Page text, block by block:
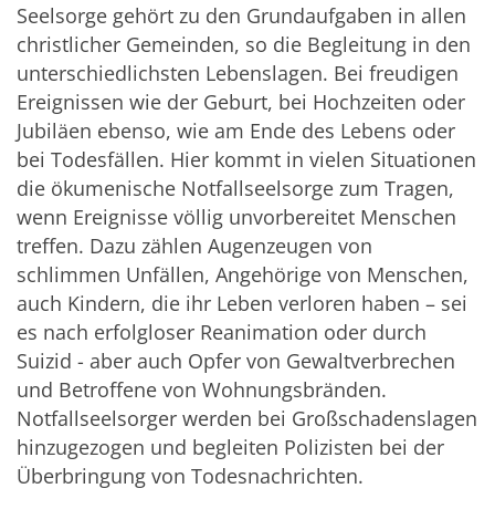
Seelsorge gehört zu den Grundaufgaben in allen
christlicher Gemeinden, so die Begleitung in den
unterschiedlichsten Lebenslagen. Bei freudigen
Ereignissen wie der Geburt, bei Hochzeiten oder
Jubiläen ebenso, wie am Ende des Lebens oder
bei Todesfällen. Hier kommt in vielen Situationen
die ökumenische Notfallseelsorge zum Tragen,
wenn Ereignisse völlig unvorbereitet Menschen
treffen. Dazu zählen Augenzeugen von
schlimmen Unfällen, Angehörige von Menschen,
auch Kindern, die ihr Leben verloren haben – sei
es nach erfolgloser Reanimation oder durch
Suizid - aber auch Opfer von Gewaltverbrechen
und Betroffene von Wohnungsbränden.
Notfallseelsorger werden bei Großschadenslagen
hinzugezogen und begleiten Polizisten bei der
Überbringung von Todesnachrichten.